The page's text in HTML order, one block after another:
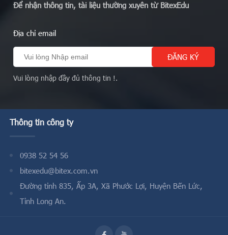
Để nhận thông tin, tài liệu thường xuyên từ BitexEdu
Địa chỉ email
Vui lòng nhập đầy đủ thông tin !.
Thông tin công ty
0938 52 54 56
bitexedu@bitex.com.vn
Đường tỉnh 835, Ấp 3A, Xã Phước Lợi, Huyện Bến Lức,
Tỉnh Long An.